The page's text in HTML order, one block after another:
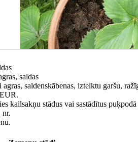
saldas
saldenskābenas, izteiktu garšu,
kailsakņu stādus vai sastādītus
nr.